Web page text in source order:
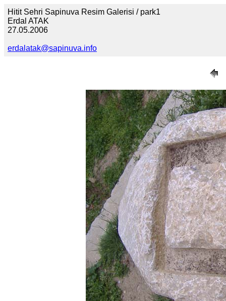
Hitit Sehri Sapinuva Resim Galerisi / park1
Erdal ATAK
27.05.2006
erdalatak@sapinuva.info